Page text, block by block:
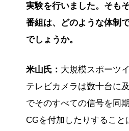
実験を行いました。そも
番組は、どのような体制
でしょうか。
米山氏： 大規模スポーツ
テレビカメラは数十台に
でそのすべての信号を同
CGを付加したりすること